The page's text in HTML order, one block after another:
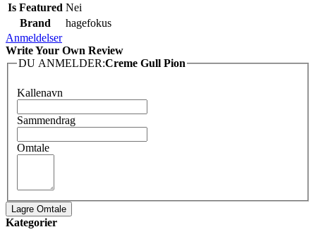
Is Featured Nei
Brand
hagefokus
Anmeldelser
Write Your Own Review
DU ANMELDER:Creme Gull Pion
Kallenavn
Sammendrag
Omtale
Lagre Omtale
Kategorier